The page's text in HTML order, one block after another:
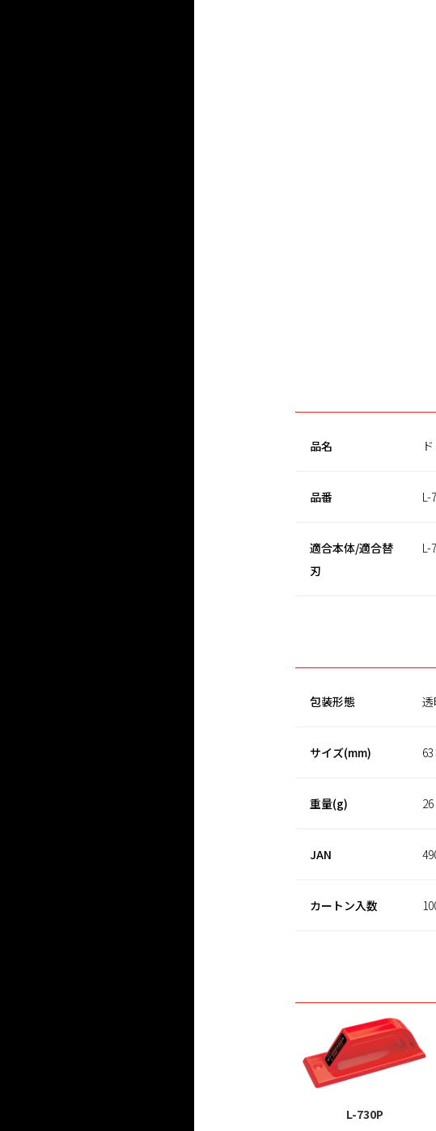
品名
品番 L-
適合本体/適合替
刃
L-
包装形態
サイズ(mm)
重量(g) 26
JAN
カートン入数
L-730P